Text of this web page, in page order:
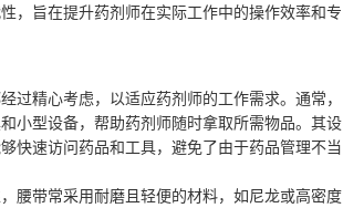
，旨在提升药剂师在实际工作中的操作效率和专
精心考虑，以适应药剂师的工作需求。通常，
小型设备，帮助药剂师随时拿取所需物品。其设
快速访问药品和工具，避免了由于药品管理不当
腰带常采用耐磨且轻便的材料，如尼龙或高密度